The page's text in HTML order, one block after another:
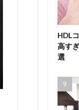
HDL
高す
選